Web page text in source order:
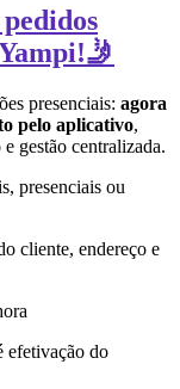
presenciais: agora
pelo aplicativo,
gestão centralizada.
presenciais ou
cliente, endereço e
efetivação do